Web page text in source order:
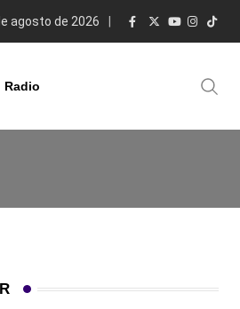
agosto de 2026
Radio